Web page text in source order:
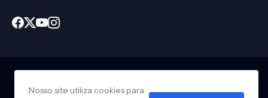
InícioCEP São DesidérioPolítica de Privacidade
Nosso site utiliza cookies para